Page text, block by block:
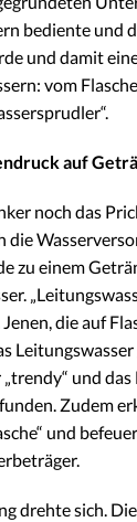
bediente und
und damit
vom
auf
noch das
die
zu einem
die auf
und
Zudem
und
drehte sich.